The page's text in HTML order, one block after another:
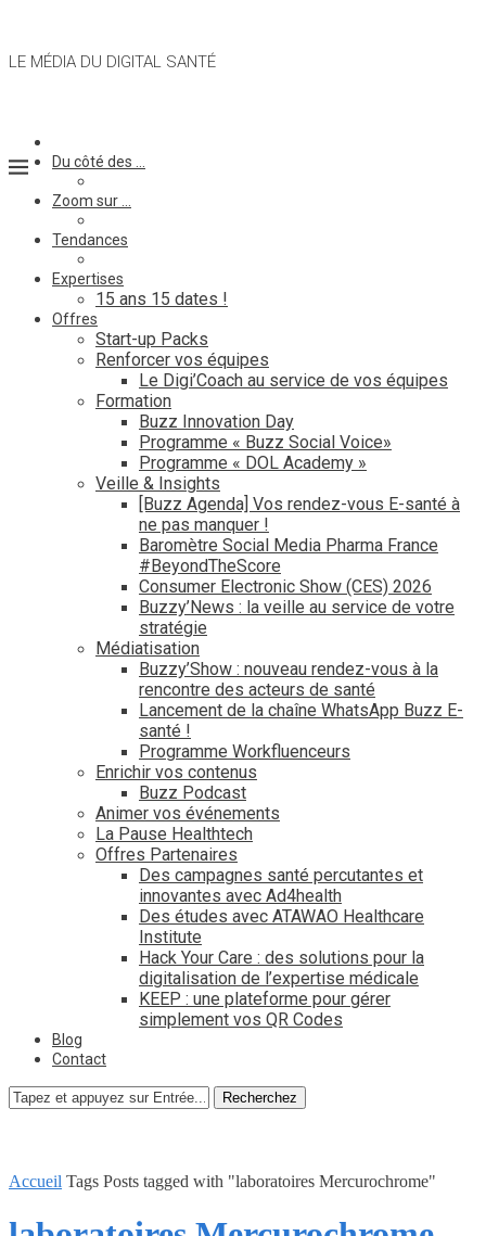
LE MÉDIA DU DIGITAL SANTÉ
Du côté des …
Zoom sur …
Tendances
Expertises
15 ans 15 dates !
Offres
Start-up Packs
Renforcer vos équipes
Le Digi’Coach au service de vos équipes
Formation
Buzz Innovation Day
Programme « Buzz Social Voice»
Programme « DOL Academy »
Veille & Insights
[Buzz Agenda] Vos rendez-vous E-santé à
ne pas manquer !
Baromètre Social Media Pharma France
#BeyondTheScore
Consumer Electronic Show (CES) 2026
Buzzy’News : la veille au service de votre
stratégie
Médiatisation
Buzzy’Show : nouveau rendez-vous à la
rencontre des acteurs de santé
Lancement de la chaîne WhatsApp Buzz E-
santé !
Programme Workfluenceurs
Enrichir vos contenus
Buzz Podcast
Animer vos événements
La Pause Healthtech
Offres Partenaires
Des campagnes santé percutantes et
innovantes avec Ad4health
Des études avec ATAWAO Healthcare
Institute
Hack Your Care : des solutions pour la
digitalisation de l’expertise médicale
KEEP : une plateforme pour gérer
simplement vos QR Codes
Blog
Contact
Recherchez
Accueil Tags Posts tagged with "laboratoires Mercurochrome"